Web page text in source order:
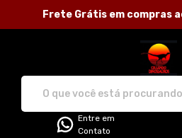
Frete Grátis em compras
Entre em
Contato